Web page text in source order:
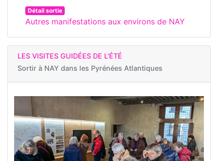
Détail sortie
Autres manifestations aux environs de NAY
LES VISITES GUIDÉES DE L'ÉTÉ
Sortir à NAY dans les Pyrénées Atlantiques